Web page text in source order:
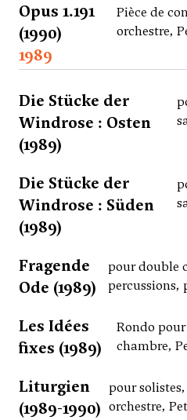
Opus 1.191
(1990)
Pièce de
orchestre,
1989
Die Stücke der
Windrose : Osten
(1989)
Die Stücke der
Windrose : Süden
(1989)
Fragende
Ode (1989)
pour double
percussions,
Les Idées
fixes (1989)
Rondo
chambre,
Liturgien
(1989-1990)
pour
orchestre,